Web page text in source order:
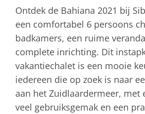
Ontdek de Bahiana 2021 bij
een comfortabel 6 persoons
badkamers, een ruime
complete inrichting. Dit
vakantiechalet is een mooie
iedereen die op zoek is naar
aan het Zuidlaardermeer, met
veel gebruiksgemak en een